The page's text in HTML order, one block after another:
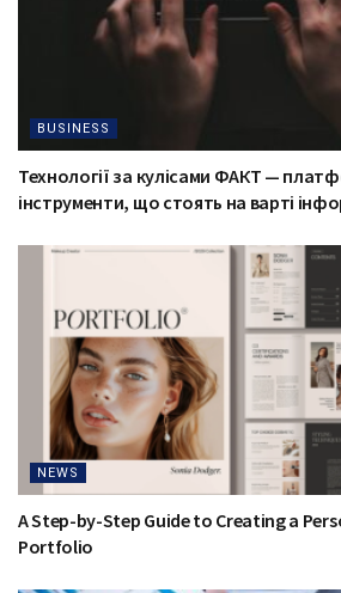
BUSINESS
Технології за кулісами ФАКТ —
інструменти, що стоять на варті
NEWS
A Step-by-Step Guide to Creating a
Portfolio